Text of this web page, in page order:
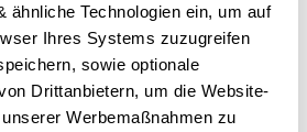
ähnliche Technologien ein, um auf
Ihres Systems zuzugreifen
sowie optionale
Drittanbietern, um die Website-
Werbemaßnahmen zu